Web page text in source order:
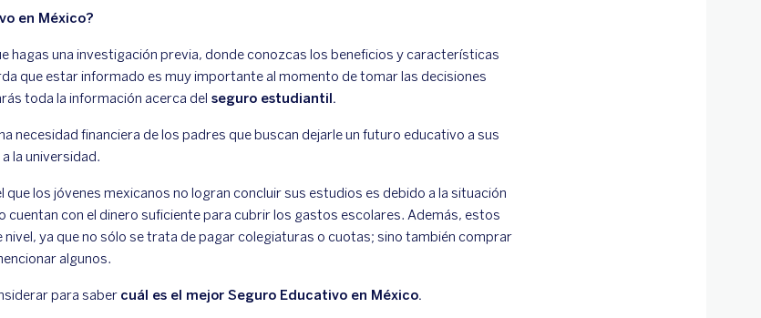
en México?
hagas una investigación previa, donde conozcas los beneficios y características
que estar informado es muy importante al momento de tomar las decisiones
toda la información acerca del seguro estudiantil.
necesidad financiera de los padres que buscan dejarle un futuro educativo a sus
la universidad.
los jóvenes mexicanos no logran concluir sus estudios es debido a la situación
cuentan con el dinero suficiente para cubrir los gastos escolares. Además, estos
ya que no sólo se trata de pagar colegiaturas o cuotas; sino también comprar
algunos.
para saber cuál es el mejor Seguro Educativo en México.